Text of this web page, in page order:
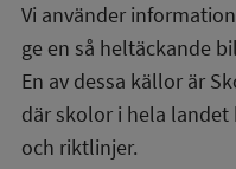
Vi använder
ge en så heltäckande
En av dessa källor är
där skolor i hela
och riktlinjer.